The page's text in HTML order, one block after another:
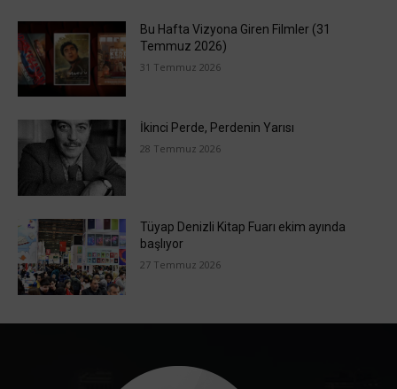
Bu Hafta Vizyona Giren Filmler (31
Temmuz 2026)
31 Temmuz 2026
İkinci Perde, Perdenin Yarısı
28 Temmuz 2026
Tüyap Denizli Kitap Fuarı ekim ayında
başlıyor
27 Temmuz 2026